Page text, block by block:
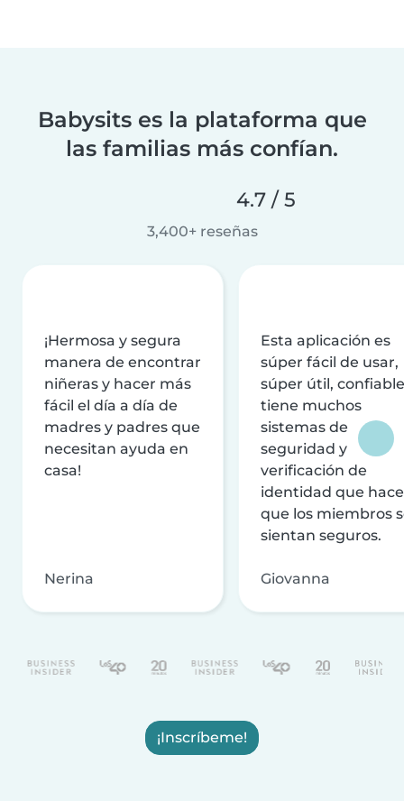
Babysits es la plataforma que
las familias más confían.
4.7 / 5
3,400+ reseñas
¡Hermosa y segura
manera de encontrar
niñeras y hacer más
fácil el día a día de
madres y padres que
necesitan ayuda en
casa!
Nerina
Esta aplicación es
súper fácil de usar,
súper útil,
tiene muchos
sistemas de
seguridad y
verificación de
identidad que
que los miembros
sientan seguros.
Giovanna
¡Inscríbeme!